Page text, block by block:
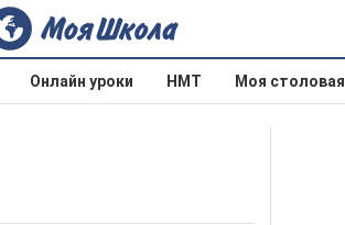
Онлайн уроки НМТ Моя столовая